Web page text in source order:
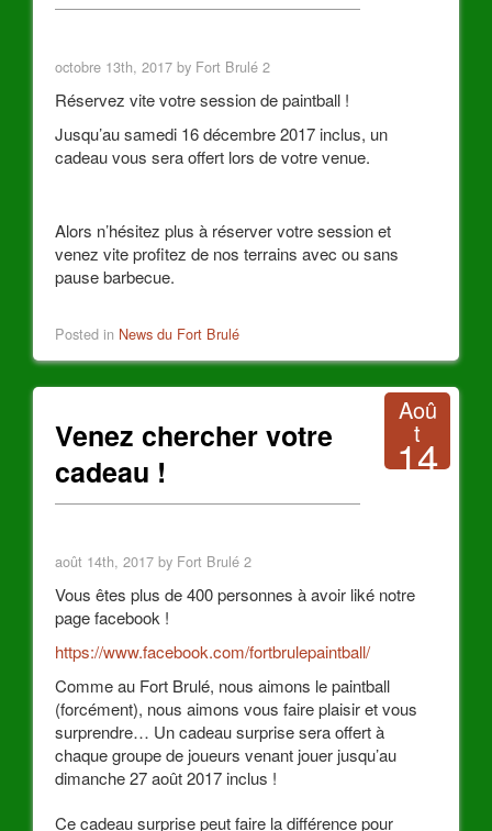
octobre 13th, 2017 by Fort Brulé 2
Réservez vite votre session de paintball !
Jusqu’au samedi 16 décembre 2017 inclus, un
cadeau vous sera offert lors de votre venue.
Alors n’hésitez plus à réserver votre session et
venez vite profitez de nos terrains avec ou sans
pause barbecue.
Posted in News du Fort Brulé
Venez chercher votre
cadeau !
Aoû
t
14
août 14th, 2017 by Fort Brulé 2
Vous êtes plus de 400 personnes à avoir liké notre
page facebook !
https://www.facebook.com/fortbrulepaintball/
Comme au Fort Brulé, nous aimons le paintball
(forcément), nous aimons vous faire plaisir et vous
surprendre… Un cadeau surprise sera offert à
chaque groupe de joueurs venant jouer jusqu’au
dimanche 27 août 2017 inclus !
Ce cadeau surprise peut faire la différence pour